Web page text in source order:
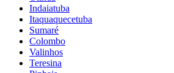
Indaiatuba
Itaquaquecetuba
Sumaré
Colombo
Valinhos
Teresina